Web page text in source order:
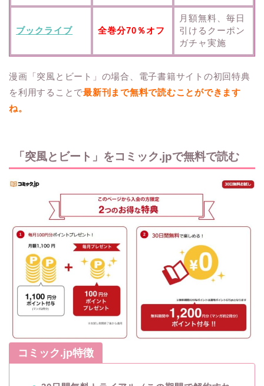
ブックライブ 全巻分70％オフ
月額無料、毎日
引けるクーポン
ガチャ実施
漫画「突風とビート」の場合、電子書籍サイトの初回特典
を利用することで最新刊まで無料で読むことができます
ね。
「突風とビート」をコミック.jpで無料で読む
コミック.jp特徴